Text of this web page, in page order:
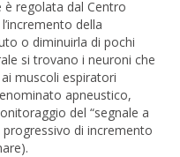
è regolata dal Centro
della
o diminuirla di pochi
si trovano i neuroni che
muscoli espiratori
apneustico,
del “segnale a
di incremento